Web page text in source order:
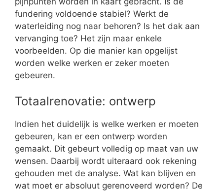
fundering voldoende stabiel? Werkt de
waterleiding nog naar behoren? Is het dak aan
vervanging toe? Het zijn maar enkele
voorbeelden. Op die manier kan opgelijst
worden welke werken er zeker moeten
gebeuren.
Totaalrenovatie: ontwerp
Indien het duidelijk is welke werken er moeten
gebeuren, kan er een ontwerp worden
gemaakt. Dit gebeurt volledig op maat van uw
wensen. Daarbij wordt uiteraard ook rekening
gehouden met de analyse. Wat kan blijven en
wat moet er absoluut gerenoveerd worden? De